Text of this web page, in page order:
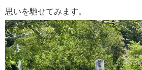
思いを馳せてみます。